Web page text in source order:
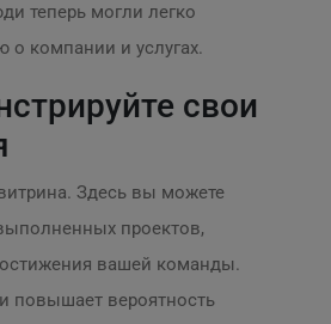
теперь могли легко
о компании и услугах.
свои
Здесь вы можете
проектов,
вашей команды.
повышает вероятность